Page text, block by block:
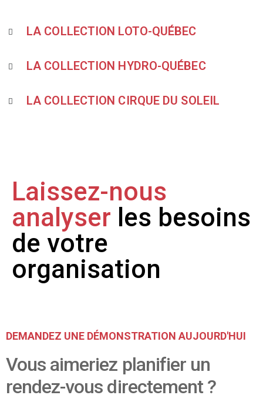
LA COLLECTION LOTO-QUÉBEC
LA COLLECTION HYDRO-QUÉBEC
LA COLLECTION CIRQUE DU SOLEIL
Laissez-nous
analyser les besoins
de votre
organisation
DEMANDEZ UNE DÉMONSTRATION AUJOURD'HUI
Vous aimeriez planifier un
rendez-vous directement ?